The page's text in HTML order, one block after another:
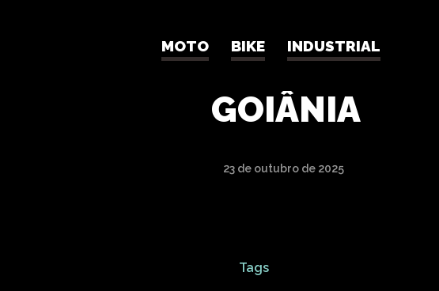
MOTO BIKE INDUSTRIAL
LOJA DO
GOIÂNIA
23 de outubro de 2025
Tags